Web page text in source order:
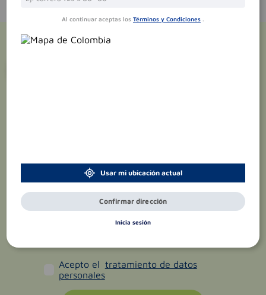
Acepto el tratamiento de datos
personales
Al continuar aceptas los Términos y Condiciones .
Usar mi ubicación actual
Confirmar dirección
Inicia sesión